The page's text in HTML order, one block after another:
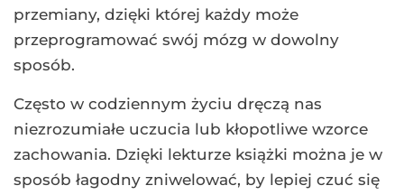
przemiany, dzięki której każdy może
przeprogramować swój mózg w dowolny
sposób.
Często w codziennym życiu dręczą nas
niezrozumiałe uczucia lub kłopotliwe wzorce
zachowania. Dzięki lekturze książki można je w
sposób łagodny zniwelować, by lepiej czuć się